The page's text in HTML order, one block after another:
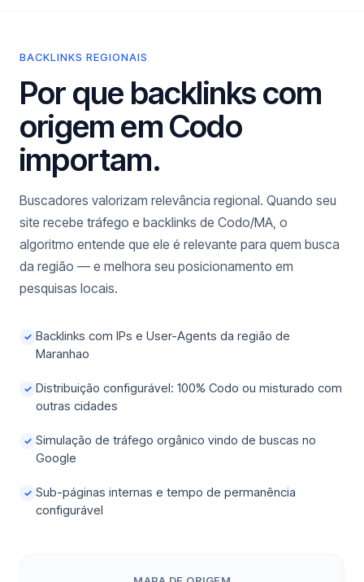
BACKLINKS REGIONAIS
Por que backlinks com
origem em Codo
importam.
Buscadores valorizam relevância regional. Quando seu
site recebe tráfego e backlinks de Codo/MA, o
algoritmo entende que ele é relevante para quem busca
da região — e melhora seu posicionamento em
pesquisas locais.
✓ Backlinks com IPs e User-Agents da região de
Maranhao
✓ Distribuição configurável: 100% Codo ou misturado com
outras cidades
✓ Simulação de tráfego orgânico vindo de buscas no
Google
✓ Sub-páginas internas e tempo de permanência
configurável